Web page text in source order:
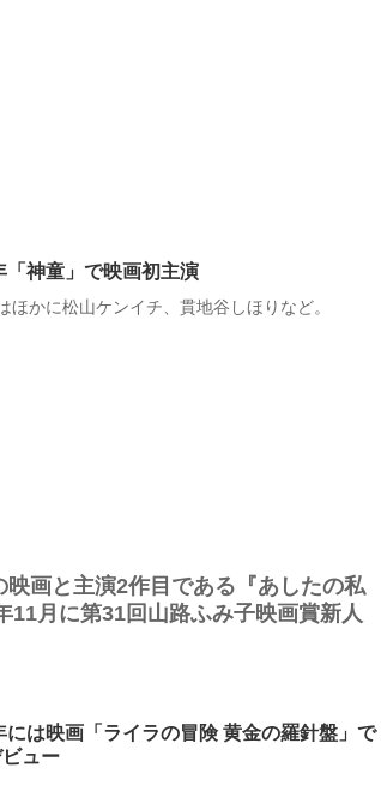
「神童」で映画初主演
ほかに松山ケンイチ、貫地谷しほりなど。
画と主演2作目である『あしたの私
11月に第31回山路ふみ子映画賞新人
には映画「ライラの冒険 黄金の羅針盤」で
ュー